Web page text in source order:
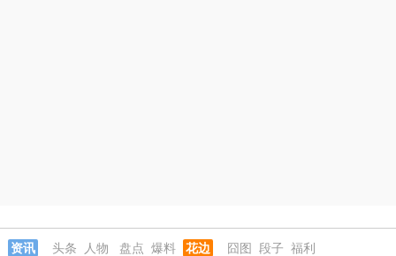
资讯 头条 人物 盘点 爆料 花边 囧图 段子 福利